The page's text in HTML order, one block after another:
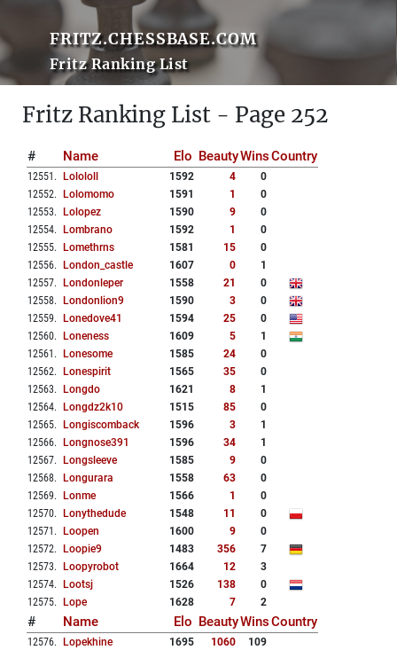
FRITZ.CHESSBASE.COM
Fritz Ranking List
Fritz Ranking List - Page 252
# Name Elo BeautyWinsCountry
12551 . Lolololl 1592 4
0
12552. Lolomomo 1591 1
0
12553. Lolopez 1590 9
0
12554. Lombrano 1592 1
0
12555. Lomethrns 1581 15
0
12556. London_castle 1607 0
1
12557. Londonleper 1558 21
0
12558. Londonlion9 1590 3
0
12559. Lonedove41 1594 25
0
12560. Loneness 1609 5
1
12561 . Lonesome 1585 24
0
12562. Lonespirit 1565 35
0
12563. Longdo 1621 8
1
12564. Longdz2k10 1515 85
0
12565. Longiscomback 1596 3
1
12566. Longnose391 1596 34
1
12567. Longsleeve 1585 9
0
12568. Longurara 1558 63
0
12569. Lonme 1566 1
0
12570. Lonythedude 1548 11
0
12571 . Loopen 1600 9
0
12572. Loopie9 1483 356
7
12573. Loopyrobot 1664 12
3
12574. Lootsj 1526 138
0
12575. Lope 1628 7 2
# Name Elo BeautyWinsCountry
12576. Lopekhine 1695 1060
109